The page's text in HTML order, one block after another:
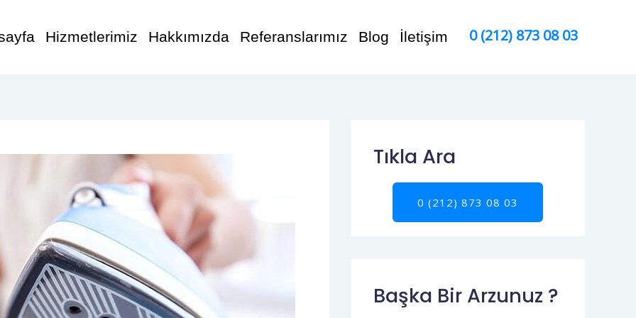
Hizmetlerimiz Hakkımızda Referanslarımız Blog İletişim 0 (212) 873 08 03
Tıkla Ara
0 (212) 873 08 03
Başka Bir Arzunuz ?